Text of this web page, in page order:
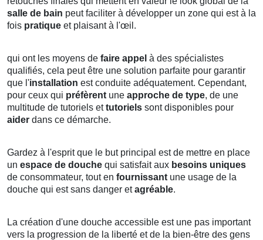
salle de bain peut faciliter à développer un zone qui est à la
fois pratique et plaisant à l'œil.
qui ont les moyens de faire appel à des spécialistes
qualifiés, cela peut être une solution parfaite pour garantir
que l'installation est conduite adéquatement. Cependant,
pour ceux qui préfèrent une approche de type, de une
multitude de tutoriels ettutoriels sont disponibles pour
aider dans ce démarche.
Gardez à l'esprit que le but principal est de mettre en place
un espace de douche qui satisfait aux besoins uniques
de consommateur, tout en fournissant une usage de la
douche qui est sans danger etagréable.
La création d'une douche accessible est une pas important
vers la progression de la liberté et de la bien-être des gens